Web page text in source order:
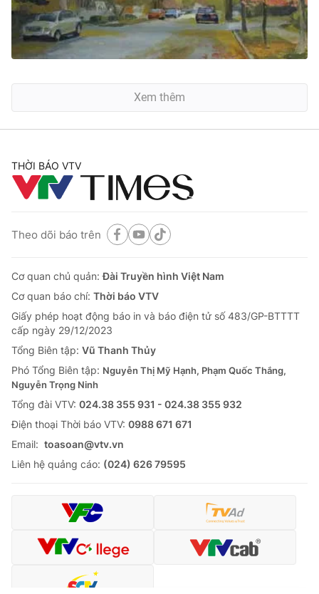
Xem thêm
THỜI BÁO VTV
Theo dõi báo trên
Cơ quan chủ quản:Đài Truyền hình Việt Nam
Cơ quan báo chí: Thời báo VTV
Giấy phép hoạt động báo in và báo điện tử số 483/GP-BTTTT
cấp ngày 29/12/2023
Tổng Biên tập: Vũ Thanh Thủy
Phó Tổng Biên tập: Nguyễn Thị Mỹ Hạnh, Phạm Quốc Thắng,
Nguyễn Trọng Ninh
Tổng đài VTV: 024.38 355 931 - 024.38 355 932
Ðiện thoại Thời báo VTV: 0988 671 671
Email: toasoan@vtv.vn
Liên hệ quảng cáo: (024) 626 79595